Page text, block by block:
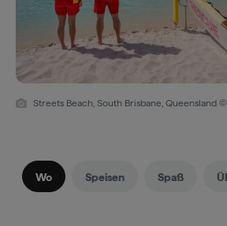
Streets Beach, South Brisbane, Queensland
Wo Speisen Spaß